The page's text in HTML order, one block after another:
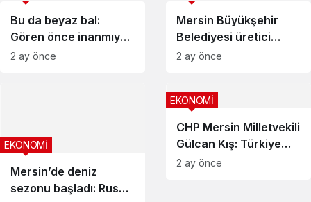
Bu da beyaz bal:
Gören önce inanmıyor
ama tamamen gerçek
2 ay önce
Mersin Büyükşehir
Belediyesi üretici
kadınları ekonomiye
2 ay önce
Mersin’de deniz
sezonu başladı: Rus
EKONOMİ
CHP Mersin Milletvekili
Gülcan Kış: Türkiye
Büyümeyi Unuttu
EKONOMİ
2 ay önce